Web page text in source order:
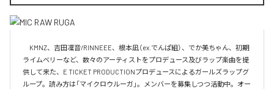
KMNZ、吉田凜音/RINNEEE、根本凪（ex.でんぱ組）、でか美ちゃん、初期
ライムベリーなど、数々のアーティストをプロデュース及びラップ楽曲を提
供して来た、E TICKET PRODUCTIONプロデュースによるガールズラップグ
ループ。読み方は「マイクロウルーガ」。メンバーを募集しつつ活動中。オー